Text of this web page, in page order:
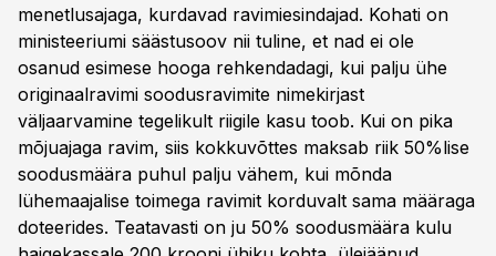
menetlusajaga, kurdavad ravimiesindajad. Kohati on
ministeeriumi säästusoov nii tuline, et nad ei ole
osanud esimese hooga rehkendadagi, kui palju ühe
originaalravimi soodusravimite nimekirjast
väljaarvamine tegelikult riigile kasu toob. Kui on pika
mõjuajaga ravim, siis kokkuvõttes maksab riik 50%lise
soodusmäära puhul palju vähem, kui mõnda
lühemaajalise toimega ravimit korduvalt sama määraga
doteerides. Teatavasti on ju 50% soodusmäära kulu